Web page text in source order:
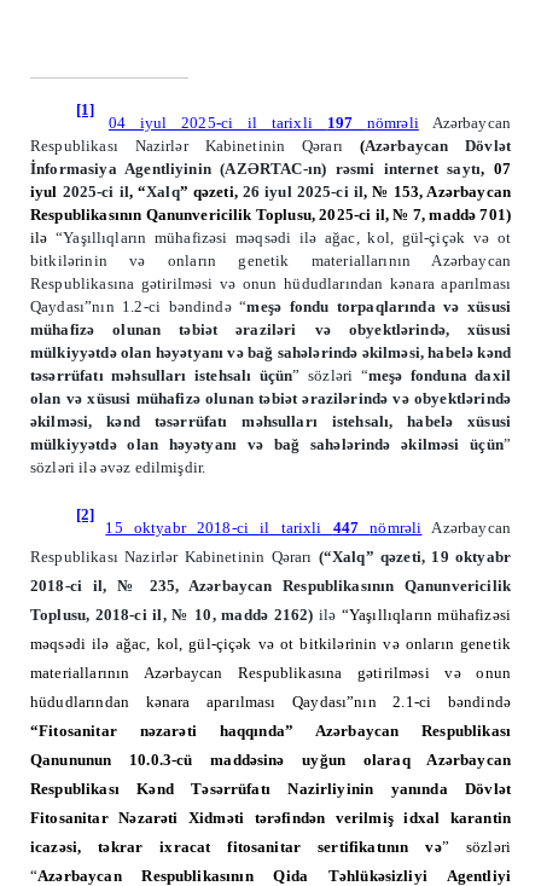
[1]
04 iyul 2025-ci il tarixli 197 nömrəliAzərbaycan
Respublikası Nazirlər Kabinetinin Qərarı (Azərbaycan Dövlət
İnformasiya Agentliyinin (AZƏRTAC-ın) rəsmi internet saytı, 07
iyul 2025-ci il, “Xalq” qəzeti, 26 iyul 2025-ci il, № 153, Azərbaycan
Respublikasının Qanunvericilik Toplusu, 2025-ci il, № 7, maddə 701)
ilə“Yaşıllıqların mühafizəsi məqsədi ilə ağac, kol, gül-çiçək və ot
bitkilərinin və onların genetik materiallarının Azərbaycan
Respublikasına gətirilməsi və onun hüdudlarından kənara aparılması
Qaydası”nın 1.2-ci bəndində “meşə fondu torpaqlarında və xüsusi
mühafizə olunan təbiət əraziləri və obyektlərində, xüsusi
mülkiyyətdə olan həyətyanı və bağ sahələrində əkilməsi, habelə kənd
təsərrüfatı məhsulları istehsalı üçün” sözləri “meşə fonduna daxil
olan və xüsusi mühafizə olunan təbiət ərazilərində və obyektlərində
əkilməsi, kənd təsərrüfatı məhsulları istehsalı, habelə xüsusi
mülkiyyətdə olan həyətyanı və bağ sahələrində əkilməsi üçün”
sözləri ilə əvəz edilmişdir.
[2]
15 oktyabr 2018-ci il tarixli 447nömrəli Azərbaycan
Respublikası Nazirlər Kabinetinin Qərarı (“Xalq” qəzeti, 19 oktyabr
2018-ci il, № 235, Azərbaycan Respublikasının Qanunvericilik
Toplusu, 2018-ci il, № 10, maddə 2162) ilə “Yaşıllıqların mühafizəsi
məqsədi ilə ağac, kol, gül-çiçək və ot bitkilərinin və onların genetik
materiallarının Azərbaycan Respublikasına gətirilməsi və onun
hüdudlarından kənara aparılması Qaydası”nın 2.1-ci bəndində
“Fitosanitar nəzarəti haqqında” Azərbaycan Respublikası
Qanununun 10.0.3-cü maddəsinə uyğun olaraq Azərbaycan
Respublikası Kənd Təsərrüfatı Nazirliyinin yanında Dövlət
Fitosanitar Nəzarəti Xidməti tərəfindən verilmiş idxal karantin
icazəsi, təkrar ixracat fitosanitar sertifikatının və” sözləri
“Azərbaycan Respublikasının Qida Təhlükəsizliyi Agentliyi